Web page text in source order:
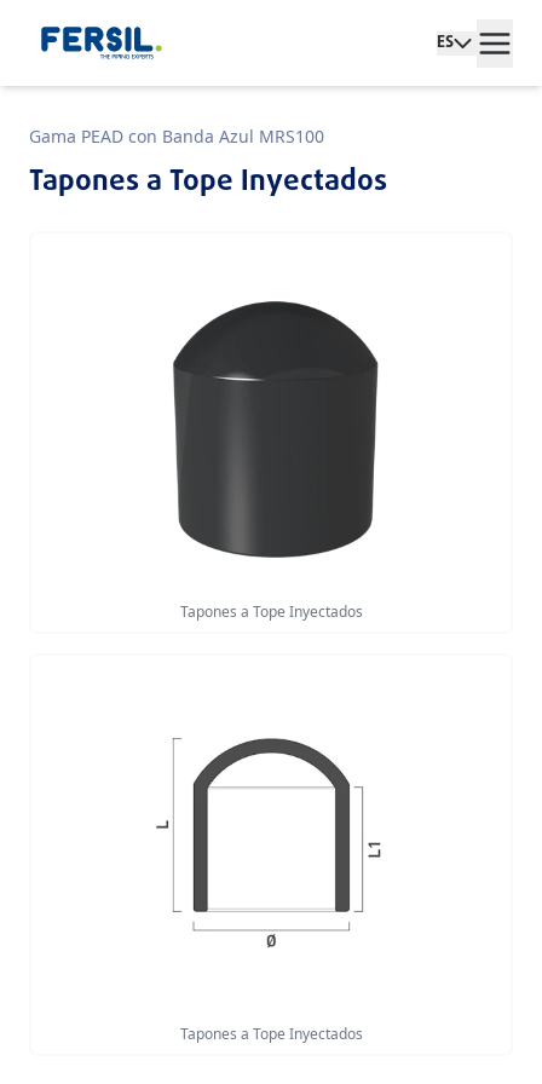
ES
Gama PEAD con Banda Azul MRS100
Tapones a Tope Inyectados
Tapones a Tope Inyectados
Tapones a Tope Inyectados